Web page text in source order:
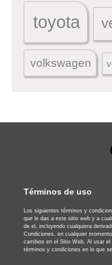
toyota
volkswagen
Términos de uso
Los siguientes términos y
que le das a este sitio web y a
de el, incluyendo cualquiera
Condiciones, en cualquier
cambios en el Sitio Web. Al usar
términos y condiciones en lo que